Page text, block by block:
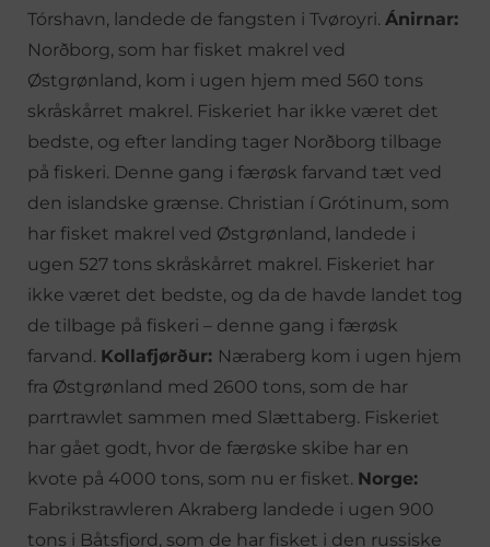
Tórshavn, landede de fangsten i Tvøroyri. Ánirnar:
Norðborg, som har fisket makrel ved
Østgrønland, kom i ugen hjem med 560 tons
skråskårret makrel. Fiskeriet har ikke været det
bedste, og efter landing tager Norðborg tilbage
på fiskeri. Denne gang i færøsk farvand tæt ved
den islandske grænse. Christian í Grótinum, som
har fisket makrel ved Østgrønland, landede i
ugen 527 tons skråskårret makrel. Fiskeriet har
ikke været det bedste, og da de havde landet tog
de tilbage på fiskeri – denne gang i færøsk
farvand. Kollafjørður: Næraberg kom i ugen hjem
fra Østgrønland med 2600 tons, som de har
parrtrawlet sammen med Slættaberg. Fiskeriet
har gået godt, hvor de færøske skibe har en
kvote på 4000 tons, som nu er fisket. Norge:
Fabrikstrawleren Akraberg landede i ugen 900
tons i Båtsfjord, som de har fisket i den russiske